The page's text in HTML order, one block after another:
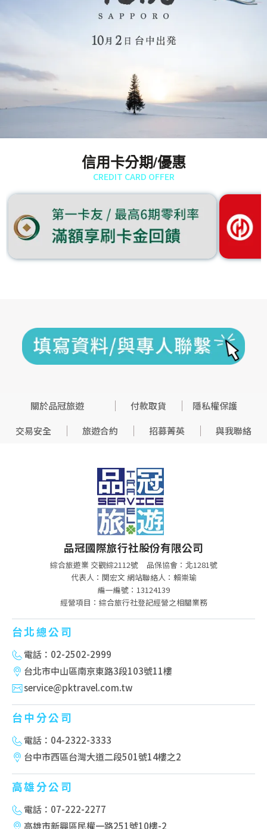
信用卡分期/優惠
CREDIT CARD OFFER
關於品冠旅遊 付款取貨
隱私權保護
交易安全
旅遊合約 招募菁英 與我聯絡
品冠國際旅行社股份有限公司
綜合旅遊業 交觀綜2112號
品保協會：北1281號
代表人：関宏文 網站聯絡人：賴崇瑜
編一編號：13124139
經營項目：綜合旅行社登記經營之相關業務
台北總公司
電話：02-2502-2999
台北市中山區南京東路3段103號11樓
service@pktravel.com.tw
台中分公司
電話：04-2322-3333
台中市西區台灣大道二段501號14樓之2
高雄分公司
電話：07-222-2277
高雄市新興區民權一路251號10樓-2